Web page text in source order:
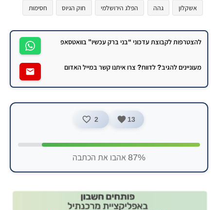
אשקלון גהה הפלג הירושלמי חוק הגיוס חסימות
להצטרפות לקבוצת עדכוני “בני ברק עכשיו” בוואטסאפ
מעוניינים להגיב? לדווח? צרו איתנו קשר במייל האדום
13
2
87% אהבו את הכתבה